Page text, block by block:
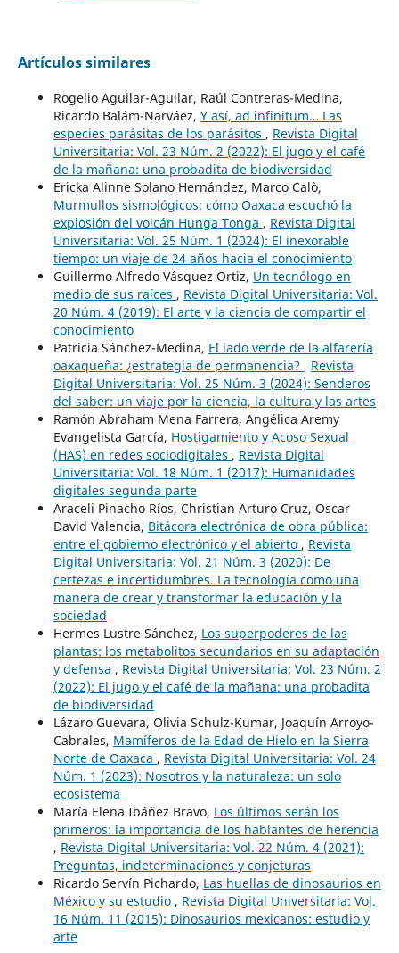
Artículos similares
Rogelio Aguilar-Aguilar, Raúl Contreras-Medina,
Ricardo Balám-Narváez, Y así, ad infinitum… Las
especies parásitas de los parásitos , Revista Digital
Universitaria: Vol. 23 Núm. 2 (2022): El jugo y el café
de la mañana: una probadita de biodiversidad
Ericka Alinne Solano Hernández, Marco Calò,
Murmullos sismológicos: cómo Oaxaca escuchó la
explosión del volcán Hunga Tonga , Revista Digital
Universitaria: Vol. 25 Núm. 1 (2024): El inexorable
tiempo: un viaje de 24 años hacia el conocimiento
Guillermo Alfredo Vásquez Ortiz, Un tecnólogo en
medio de sus raíces , Revista Digital Universitaria: Vol.
20 Núm. 4 (2019): El arte y la ciencia de compartir el
conocimiento
Patricia Sánchez-Medina, El lado verde de la alfarería
oaxaqueña: ¿estrategia de permanencia? , Revista
Digital Universitaria: Vol. 25 Núm. 3 (2024): Senderos
del saber: un viaje por la ciencia, la cultura y las artes
Ramón Abraham Mena Farrera, Angélica Aremy
Evangelista García, Hostigamiento y Acoso Sexual
(HAS) en redes sociodigitales , Revista Digital
Universitaria: Vol. 18 Núm. 1 (2017): Humanidades
digitales segunda parte
Araceli Pinacho Ríos, Christian Arturo Cruz, Oscar
David Valencia, Bitácora electrónica de obra pública:
entre el gobierno electrónico y el abierto , Revista
Digital Universitaria: Vol. 21 Núm. 3 (2020): De
certezas e incertidumbres. La tecnología como una
manera de crear y transformar la educación y la
sociedad
Hermes Lustre Sánchez, Los superpoderes de las
plantas: los metabolitos secundarios en su adaptación
y defensa , Revista Digital Universitaria: Vol. 23 Núm. 2
(2022): El jugo y el café de la mañana: una probadita
de biodiversidad
Lázaro Guevara, Olivia Schulz-Kumar, Joaquín Arroyo-
Cabrales, Mamíferos de la Edad de Hielo en la Sierra
Norte de Oaxaca , Revista Digital Universitaria: Vol. 24
Núm. 1 (2023): Nosotros y la naturaleza: un solo
ecosistema
María Elena Ibáñez Bravo, Los últimos serán los
primeros: la importancia de los hablantes de herencia
, Revista Digital Universitaria: Vol. 22 Núm. 4 (2021):
Preguntas, indeterminaciones y conjeturas
Ricardo Servín Pichardo, Las huellas de dinosaurios en
México y su estudio , Revista Digital Universitaria: Vol.
16 Núm. 11 (2015): Dinosaurios mexicanos: estudio y
arte